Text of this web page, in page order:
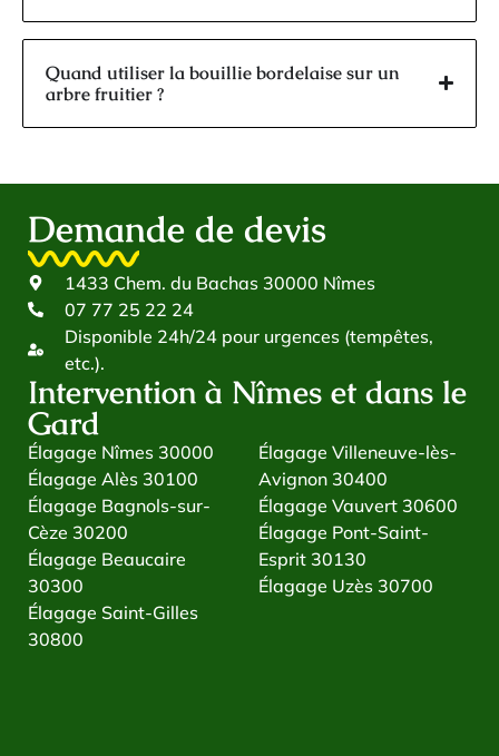
Quand utiliser la bouillie bordelaise sur un
arbre fruitier ?
Demande de devis
1433 Chem. du Bachas 30000 Nîmes
07 77 25 22 24
Disponible 24h/24 pour urgences (tempêtes,
etc.).
Intervention à Nîmes et dans le
Gard
Élagage Nîmes 30000
Élagage Alès 30100
Élagage Bagnols-sur-
Cèze 30200
Élagage Beaucaire
30300
Élagage Saint-Gilles
30800
Élagage Villeneuve-lès-
Avignon 30400
Élagage Vauvert 30600
Élagage Pont-Saint-
Esprit 30130
Élagage Uzès 30700